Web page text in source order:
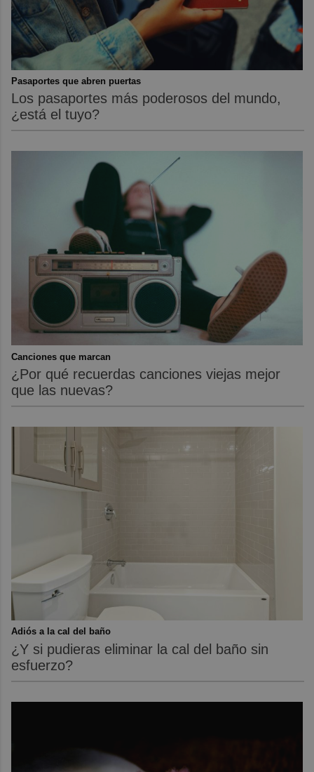
Pasaportes que abren puertas
Los pasaportes más poderosos del mundo,
¿está el tuyo?
Canciones que marcan
¿Por qué recuerdas canciones viejas mejor
que las nuevas?
Adiós a la cal del baño
¿Y si pudieras eliminar la cal del baño sin
esfuerzo?